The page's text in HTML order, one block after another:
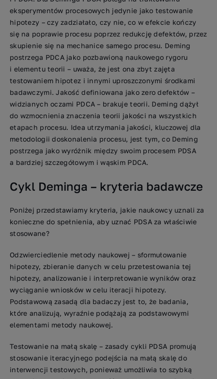
eksperymentów procesowych jedynie jako testowanie
hipotezy – czy zadziałało, czy nie, co w efekcie kończy
się na poprawie procesu poprzez redukcję defektów, przez
skupienie się na mechanice samego procesu. Deming
postrzega PDCA jako pozbawioną naukowego rygoru
i elementu teorii – uważa, że ​​jest ona zbyt zajęta
testowaniem hipotez i innymi uproszczonymi środkami
badawczymi. Jakość definiowana jako zero defektów –
widzianych oczami PDCA – brakuje teorii. Deming dążył
do wzmocnienia znaczenia teorii jakości na wszystkich
etapach procesu. Idea utrzymania jakości, kluczowej dla
metodologii doskonalenia procesu, jest tym, co Deming
postrzega jako wyróżnik między swoim procesem PDSA
a bardziej szczegółowym i wąskim PDCA.
Cykl Deminga – kryteria badawcze
Poniżej przedstawiamy kryteria, jakie naukowcy uznali za
konieczne do spełnienia, aby uznać PDSA za właściwie
stosowane?
Odzwierciedlenie metody naukowej – sformułowanie
hipotezy, zbieranie danych w celu przetestowania tej
hipotezy, analizowanie i interpretowanie wyników oraz
wyciąganie wniosków w celu iteracji hipotezy.
Podstawową zasadą dla badaczy jest to, że badania,
które analizują, wyraźnie podążają za podstawowymi
elementami metody naukowej.
Testowanie na małą skalę – zasady cykli PDSA promują
stosowanie iteracyjnego podejścia na małą skalę do
interwencji testowych, ponieważ umożliwia to szybką